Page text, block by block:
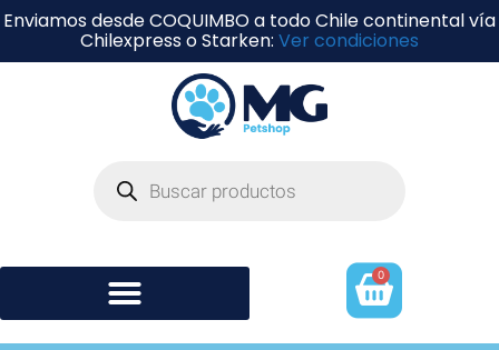
Enviamos desde COQUIMBO a todo Chile continental vía
Chilexpress o Starken: Ver condiciones
0